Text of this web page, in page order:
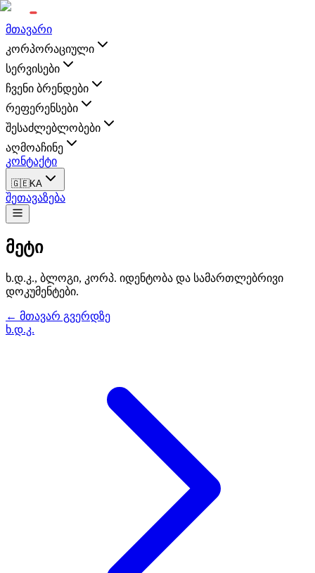
მთავარი
კორპორაციული
სერვისები
ჩვენი ბრენდები
რეფერენსები
შესაძლებლობები
აღმოაჩინე
კონტაქტი
🇬🇪KA
შეთავაზება
მეტი
ხ.დ.კ., ბლოგი, კორპ. იდენტობა და სამართლებრივი
დოკუმენტები.
← მთავარ გვერდზე
ხ.დ.კ.